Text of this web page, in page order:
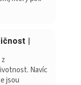
|
Navíc
jsou